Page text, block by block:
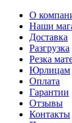
О
Наши
Доставка
Разгрузка
Резка
Юрлицам
Оплата
Гарантии
Отзывы
Контакты